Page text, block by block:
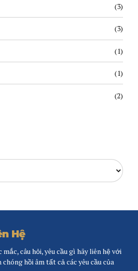
(3)
(3)
(1)
(1)
(2)
Hệ
câu hỏi, yêu cầu gì hãy liên hệ với
hồi âm tất cả các yêu cầu của